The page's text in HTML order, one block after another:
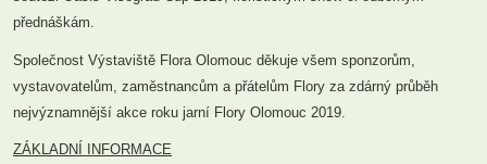
přednáškám.
Společnost Výstaviště Flora Olomouc děkuje všem sponzorům,
vystavovatelům, zaměstnancům a přátelům Flory za zdárný průběh
nejvýznamnější akce roku jarní Flory Olomouc 2019.
ZÁKLADNÍ INFORMACE